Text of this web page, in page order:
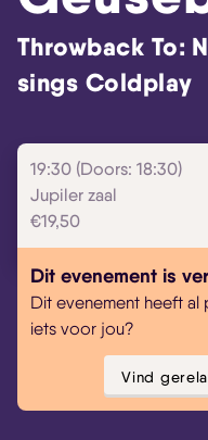
Throwback To:
sings Coldplay
19:30 (Doors: 18:30)
Jupiler zaal
€19,50
Dit evenement is
Dit evenement heeft al
iets voor jou?
Vind